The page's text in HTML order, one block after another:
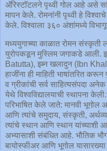
अ‍ॅरिस्टॉटलने पृथ्वी गोल आहे असे
मापन केले. रोमनांनी पृथ्वी हे
केले. विश्वाला ३६० अंशांमध्ये
मध्ययुगाच्या काळात रोमन संस्कृती
युरोपकडून मुस्लिम जगाकडे आली.
Batutta), इब्न खलादुन (Ibn
हाजींना ही माहिती भाषांतरित
व ग्रीकांची सर्व साहित्यसंपदा
येथे विश्वविद्यालयाची स्थापना
परिभाषित केले जाते: मानवी भूगोल
आणि त्यांचे समुदाय, संस्कृती,
त्यांचे स्थान आणि स्थान यांच्याशी
अभ्यासाशी संबंधित आहे. भौतिक
बायोस्फीअर आणि भूगोल